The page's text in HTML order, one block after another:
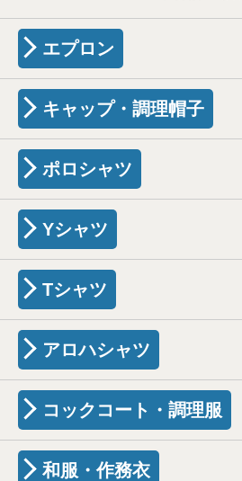
エプロン
キャップ・調理帽子
ポロシャツ
Yシャツ
Tシャツ
アロハシャツ
コックコート・調理服
和服・作務衣